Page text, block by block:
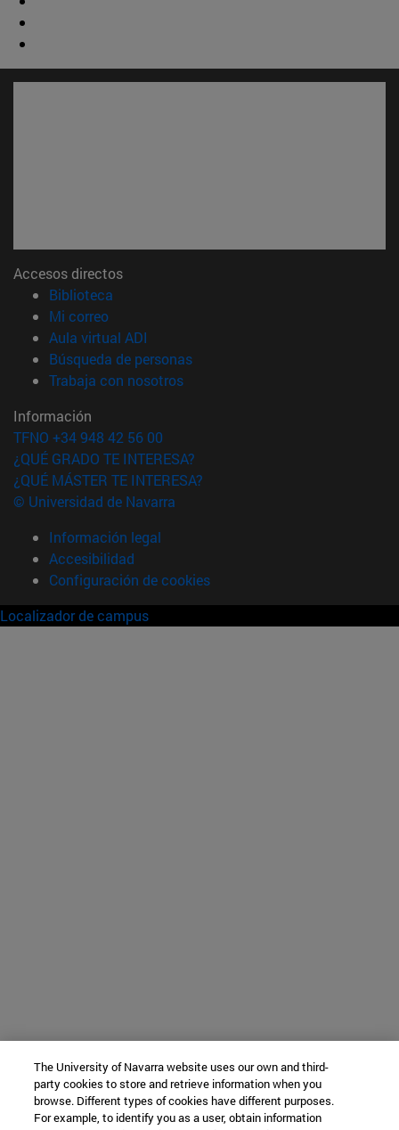
Accesos directos
Biblioteca
Mi correo(abre en nueva ventana)
Aula virtual ADI
Búsqueda de personas(abre en nueva ventana)
Trabaja con nosotros(abre en nueva ventana)
Información
TFNO +34 948 42 56 00
¿QUÉ GRADO TE INTERESA?
¿QUÉ MÁSTER TE INTERESA?
© Universidad de Navarra
Información legal
Accesibilidad
Configuración de cookies
Localizador de campus
The University of Navarra website uses our own and third-
party cookies to store and retrieve information when you
browse. Different types of cookies have different purposes.
For example, to identify you as a user, obtain information